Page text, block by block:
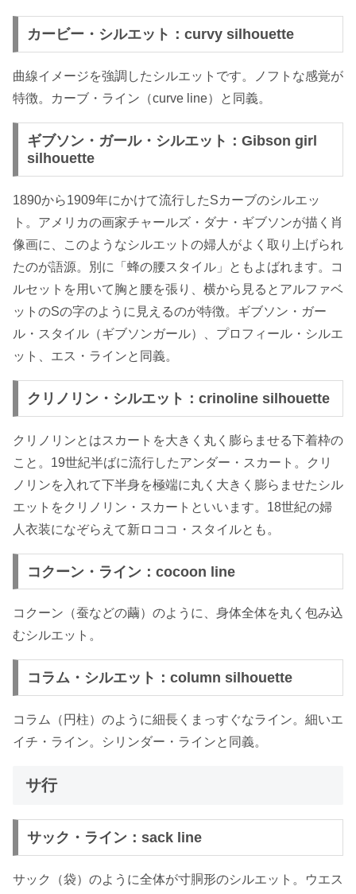
カービー・シルエット：curvy silhouette
曲線イメージを強調したシルエットです。ノフトな感覚が
特徴。カーブ・ライン（curve line）と同義。
ギブソン・ガール・シルエット：Gibson girl
silhouette
1890から1909年にかけて流行したSカーブのシルエッ
ト。アメリカの画家チャールズ・ダナ・ギブソンが描く肖
像画に、このようなシルエットの婦人がよく取り上げられ
たのが語源。別に「蜂の腰スタイル」ともよばれます。コ
ルセットを用いて胸と腰を張り、横から見るとアルファベ
ットのSの字のように見えるのが特徴。ギブソン・ガー
ル・スタイル（ギブソンガール）、プロフィール・シルエ
ット、エス・ラインと同義。
クリノリン・シルエット：crinoline silhouette
クリノリンとはスカートを大きく丸く膨らませる下着枠の
こと。19世紀半ばに流行したアンダー・スカート。クリ
ノリンを入れて下半身を極端に丸く大きく膨らませたシル
エットをクリノリン・スカートといいます。18世紀の婦
人衣装になぞらえて新ロココ・スタイルとも。
コクーン・ライン：cocoon line
コクーン（蚕などの繭）のように、身体全体を丸く包み込
むシルエット。
コラム・シルエット：column silhouette
コラム（円柱）のように細長くまっすぐなライン。細いエ
イチ・ライン。シリンダー・ラインと同義。
サ行
サック・ライン：sack line
サック（袋）のように全体が寸胴形のシルエット。ウエス